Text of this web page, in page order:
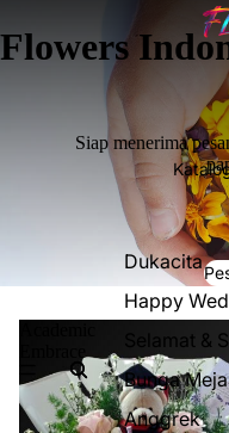
Flowers
Dukacita
Happy
Selamat &
Bunga Meja
Anggrek
Siap menerima